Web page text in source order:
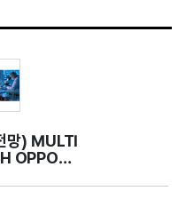
OPPORT